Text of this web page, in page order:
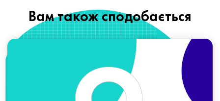
Вам також сподобається